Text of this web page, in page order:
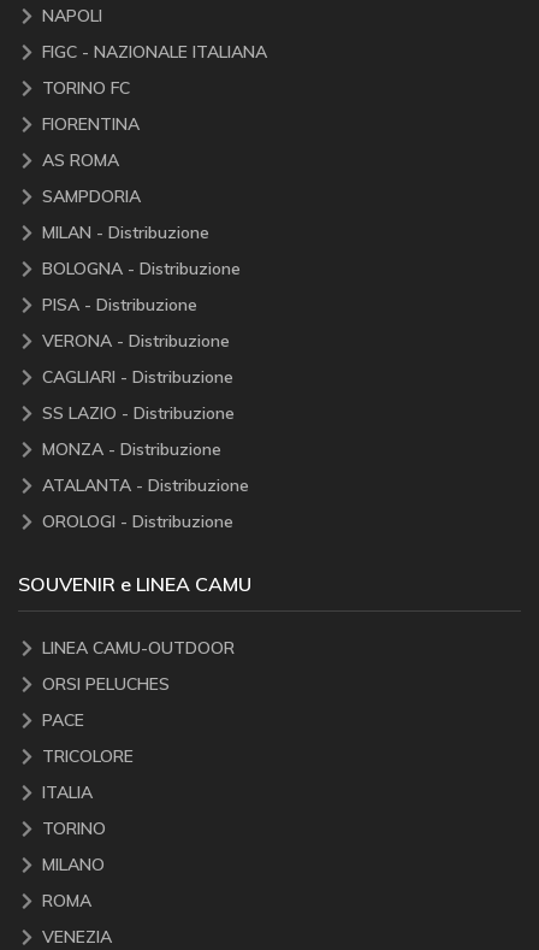
NAPOLI
FIGC - NAZIONALE ITALIANA
TORINO FC
FIORENTINA
AS ROMA
SAMPDORIA
MILAN - Distribuzione
BOLOGNA - Distribuzione
PISA - Distribuzione
VERONA - Distribuzione
CAGLIARI - Distribuzione
SS LAZIO - Distribuzione
MONZA - Distribuzione
ATALANTA - Distribuzione
OROLOGI - Distribuzione
SOUVENIR e LINEA CAMU
LINEA CAMU-OUTDOOR
ORSI PELUCHES
PACE
TRICOLORE
ITALIA
TORINO
MILANO
ROMA
VENEZIA